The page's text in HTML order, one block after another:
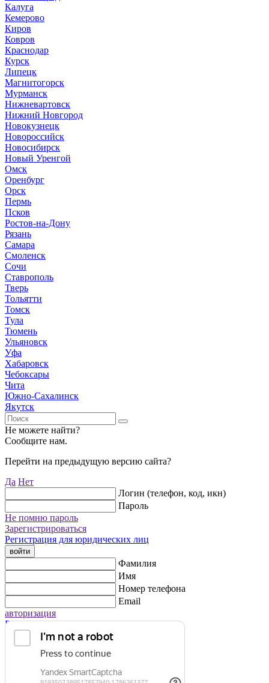
Калуга
Кемерово
Киров
Ковров
Краснодар
Курск
Липецк
Магнитогорск
Мурманск
Нижневартовск
Нижний Новгород
Новокузнецк
Новороссийск
Новосибирск
Новый Уренгой
Омск
Оренбург
Орск
Пермь
Псков
Ростов-на-Дону
Рязань
Самара
Смоленск
Сочи
Ставрополь
Тверь
Тольятти
Томск
Тула
Тюмень
Ульяновск
Уфа
Хабаровск
Чебоксары
Чита
Южно-Сахалинск
Якутск
Не можете найти?
Сообщите нам.
Перейти на предыдущую версию сайта?
Да Нет
Логин (телефон, код, икн)
Пароль
Не помню пароль
Зарегистрироваться
Регистрация для юридических лиц
войти
Фамилия
Имя
Номер телефона
Email
авторизация
Регистрация для юридических лиц